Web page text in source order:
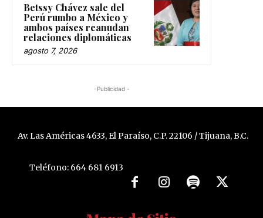
Betssy Chávez sale del
Perú rumbo a México y
ambos países reanudan
relaciones diplomáticas
agosto 7, 2026
-Publicidad -
Av. Las Américas 4633, El Paraíso, C.P. 22106 / Tijuana, B.C.
Teléfono: 664 681 6913